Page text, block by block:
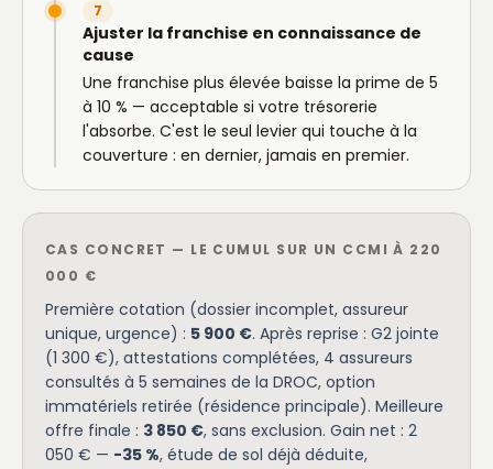
7
Ajuster la franchise en connaissance de
cause
Une franchise plus élevée baisse la prime de 5
à 10 % — acceptable si votre trésorerie
l'absorbe. C'est le seul levier qui touche à la
couverture : en dernier, jamais en premier.
CAS CONCRET — LE CUMUL SUR UN CCMI À 220
000 €
Première cotation (dossier incomplet, assureur
unique, urgence) : 5 900 €. Après reprise : G2 jointe
(1 300 €), attestations complétées, 4 assureurs
consultés à 5 semaines de la DROC, option
immatériels retirée (résidence principale). Meilleure
offre finale : 3 850 €, sans exclusion. Gain net : 2
050 € — -35 %, étude de sol déjà déduite,